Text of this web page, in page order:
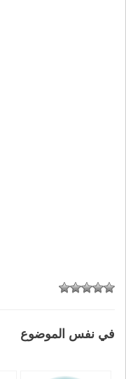
في نفس الموضوع